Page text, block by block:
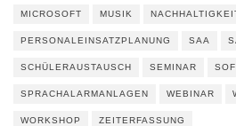
MICROSOFT MUSIK
PERSONALEINSATZPLANUNG SAA
SCHÜLERAUSTAUSCH SEMINAR
SPRACHALARMANLAGEN WEBINAR
WORKSHOP ZEITERFASSUNG